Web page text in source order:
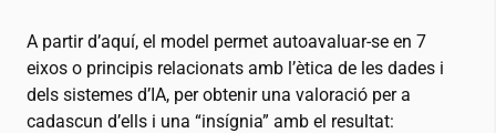
A partir d’aquí, el model permet autoavaluar-se en 7
eixos o principis relacionats amb l’ètica de les dades i
dels sistemes d’IA, per obtenir una valoració per a
cadascun d’ells i una “insígnia” amb el resultat: